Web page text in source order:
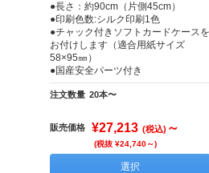
●長さ：約90cm（片側45cm）
●印刷色数:シルク印刷1色
●チャック付きソフトカードケースを
お付けします（適合用紙サイズ
58×95㎜）
●国産安全パーツ付き
注文数量 20本〜
販売価格 ¥27,213 (税込) ～
(税抜 ¥24,740～)
選択